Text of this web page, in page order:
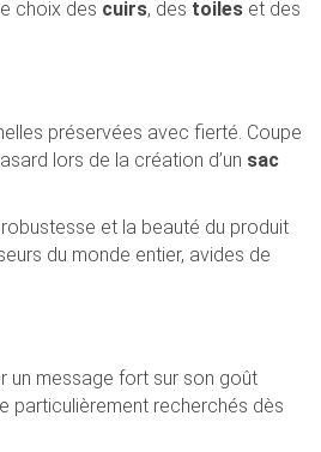
choix des cuirs, des toiles et des
préservées avec fierté. Coupe
lors de la création d’un sac
et la beauté du produit
du monde entier, avides de
un message fort sur son goût
particulièrement recherchés dès